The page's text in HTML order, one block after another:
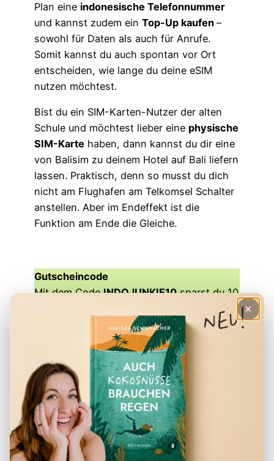
Plan eine indonesische Telefonnummer
und kannst zudem ein Top-Up kaufen –
sowohl für Daten als auch für Anrufe.
Somit kannst du auch spontan vor Ort
entscheiden, wie lange du deine eSIM
nutzen möchtest.
Bist du ein SIM-Karten-Nutzer der alten
Schule und möchtest lieber eine physische
SIM-Karte haben, dann kannst du dir eine
von Balisim zu deinem Hotel auf Bali liefern
lassen. Praktisch, denn so musst du dich
nicht am Flughafen am Telkomsel Schalter
anstellen. Aber im Endeffekt ist die
Funktion am Ende die Gleiche.
Gutscheincode
Mit dem CodeINDOJUNKIE10sparst du 10
% beim Kauf deiner eSIM von Balisim (Der
Code ist im Warenkorb bereits aktiviert,
auf diesen Linkklickst).
×